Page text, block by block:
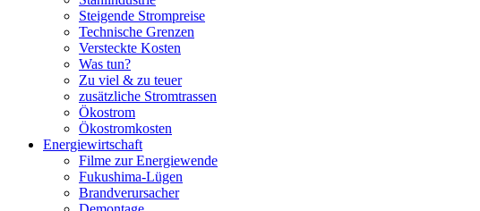
Steigende Strompreise
Technische Grenzen
Versteckte Kosten
Was tun?
Zu viel & zu teuer
zusätzliche Stromtrassen
Ökostrom
Ökostromkosten
Energiewirtschaft
Filme zur Energiewende
Fukushima-Lügen
Brandverursacher